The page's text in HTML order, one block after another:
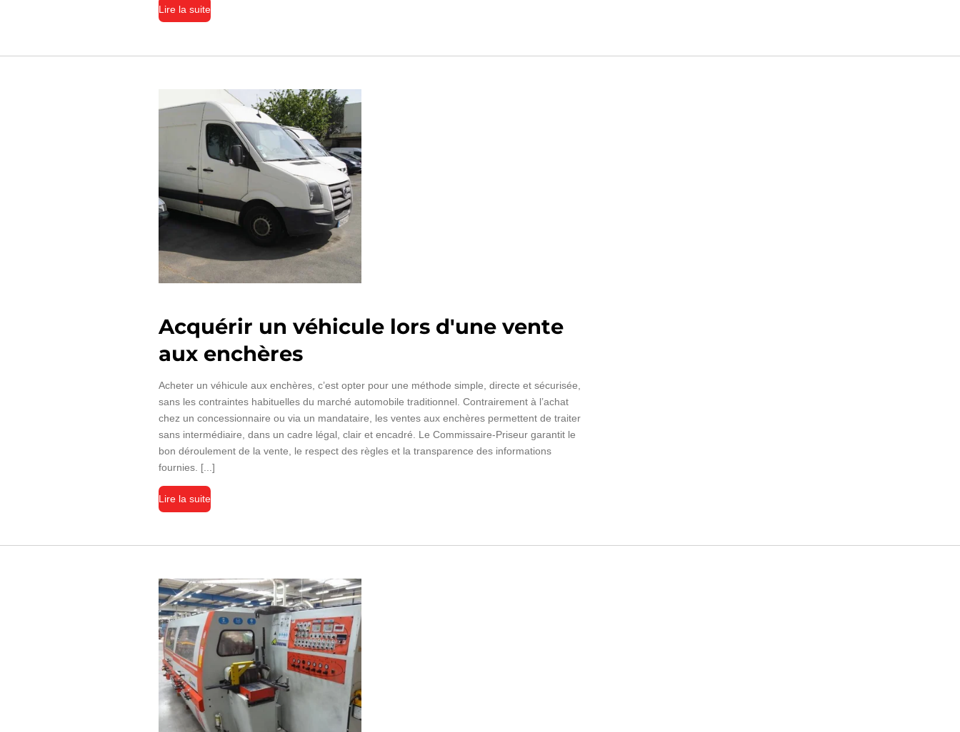
Lire la suite
Acquérir un véhicule lors d'une vente
aux enchères
Acheter un véhicule aux enchères, c’est opter pour une méthode simple, directe et sécurisée,
sans les contraintes habituelles du marché automobile traditionnel. Contrairement à l’achat
chez un concessionnaire ou via un mandataire, les ventes aux enchères permettent de traiter
sans intermédiaire, dans un cadre légal, clair et encadré. Le Commissaire-Priseur garantit le
bon déroulement de la vente, le respect des règles et la transparence des informations
fournies. [...]
Lire la suite